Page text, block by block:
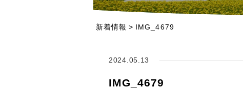
新着情報 > IMG_4679
2024.05.13
IMG_4679